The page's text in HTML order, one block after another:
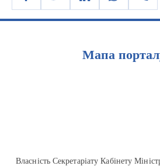
Мапа
Власність Секретаріату Кабінету